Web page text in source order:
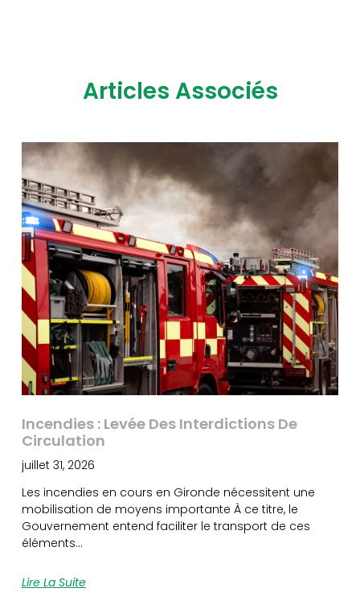
Articles Associés
Incendies : Levée Des Interdictions De
Circulation
juillet 31, 2026
Les incendies en cours en Gironde nécessitent une
mobilisation de moyens importante À ce titre, le
Gouvernement entend faciliter le transport de ces
éléments…
Lire La Suite